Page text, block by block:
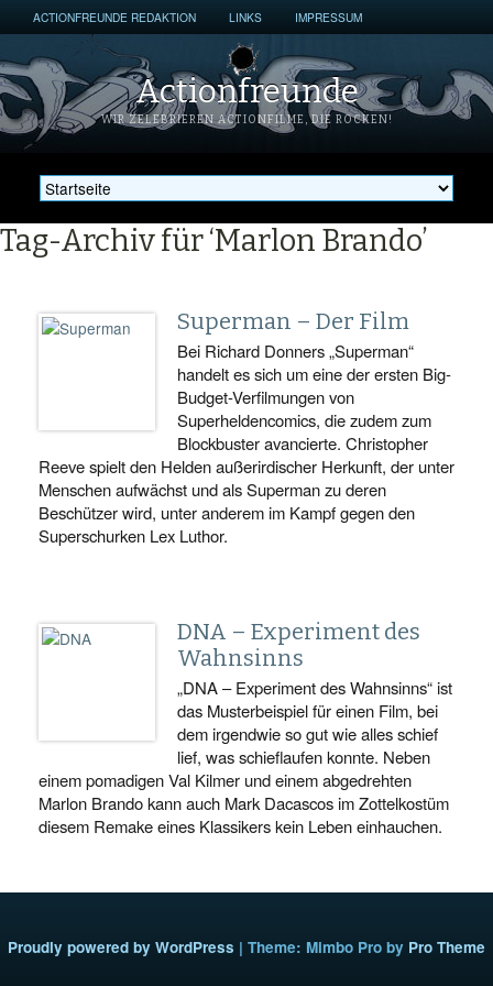
ACTIONFREUNDE REDAKTION LINKS IMPRESSUM
Actionfreunde
WIR ZELEBRIEREN ACTIONFILME, DIE ROCKEN!
Tag-Archiv für ‘Marlon Brando’
Superman – Der Film
Bei Richard Donners „Superman“
handelt es sich um eine der ersten Big-
Budget-Verfilmungen von
Superheldencomics, die zudem zum
Blockbuster avancierte. Christopher
Reeve spielt den Helden außerirdischer Herkunft, der unter
Menschen aufwächst und als Superman zu deren
Beschützer wird, unter anderem im Kampf gegen den
Superschurken Lex Luthor.
DNA – Experiment des
Wahnsinns
„DNA – Experiment des Wahnsinns“ ist
das Musterbeispiel für einen Film, bei
dem irgendwie so gut wie alles schief
lief, was schieflaufen konnte. Neben
einem pomadigen Val Kilmer und einem abgedrehten
Marlon Brando kann auch Mark Dacascos im Zottelkostüm
diesem Remake eines Klassikers kein Leben einhauchen.
Proudly powered by WordPress | Theme: Mimbo Pro by Pro Theme